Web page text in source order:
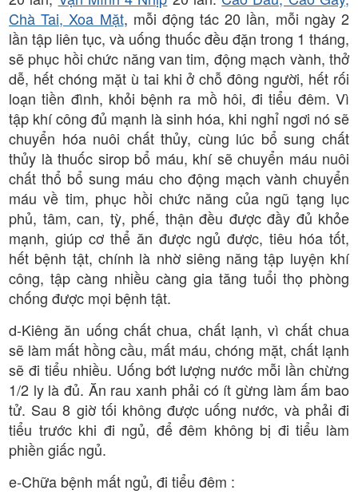
Chà Tai, Xoa Mặt, mỗi động tác 20 lần, mỗi ngày 2
lần tập liên tục, và uống thuốc đều đặn trong 1 tháng,
sẽ phục hồi chức năng van tim, động mạch vành, thở
dễ, hết chóng mặt ù tai khi ở chỗ đông người, hết rối
loạn tiền đình, khỏi bệnh ra mồ hôi, đi tiểu đêm. Vì
tập khí công đủ mạnh là sinh hóa, khi nghỉ ngơi nó sẽ
chuyển hóa nuôi chất thủy, cùng lúc bổ sung chất
thủy là thuốc sirop bổ máu, khí sẽ chuyển máu nuôi
chất thổ bổ sung máu cho động mạch vành chuyển
máu về tim, phục hồi chức năng của ngũ tạng lục
phủ, tâm, can, tỳ, phế, thận đều được đầy đủ khỏe
mạnh, giúp cơ thể ăn được ngủ được, tiêu hóa tốt,
hết bệnh tật, chính là nhờ siêng năng tập luyện khí
công, tập càng nhiều càng gia tăng tuổi thọ phòng
chống được mọi bệnh tật.
d-Kiêng ăn uống chất chua, chất lạnh, vì chất chua
sẽ làm mất hồng cầu, mất máu, chóng mặt, chất lạnh
sẽ đi tiểu nhiều. Uống bớt lượng nước mỗi lần chừng
1/2 ly là đủ. Ăn rau xanh phải có ít gừng làm ấm bao
tử. Sau 8 giờ tối không được uống nước, và phải đi
tiểu trước khi đi ngủ, để đêm không bị đi tiểu làm
phiền giấc ngủ.
e-Chữa bệnh mất ngủ, đi tiểu đêm :